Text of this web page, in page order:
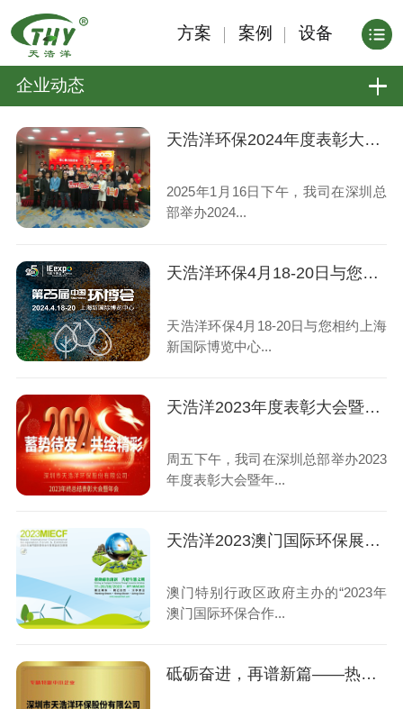
方案 案例 设备
企业动态
天浩洋环保2024年度表彰大会圆满落幕
2025年1月16日下午，我司在深圳总
部举办2024...
天浩洋环保4月18-20日与您相约上海新国际博览中心亚洲旗舰环保展
天浩洋环保4月18-20日与您相约上海
新国际博览中心...
天浩洋2023年度表彰大会暨年会圆满举办！
周五下午，我司在深圳总部举办2023
年度表彰大会暨年...
天浩洋2023澳门国际环保展圆满收官
澳门特别行政区政府主办的“2023年
澳门国际环保合作...
砥砺奋进，再谱新篇——热烈祝贺我司荣获“专精特新”企业荣誉称号！